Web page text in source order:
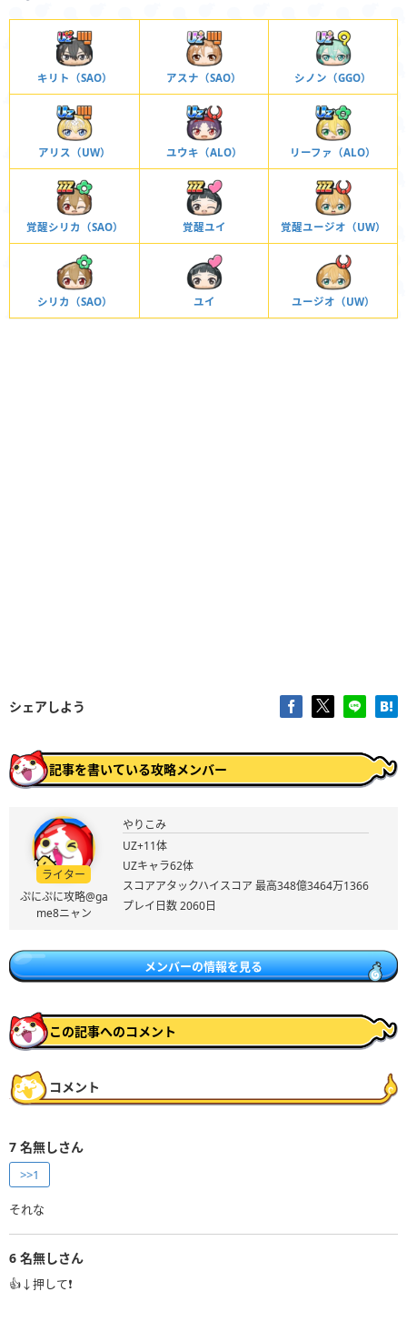
キリト（SAO） アスナ（SAO） シノン（GGO）
アリス（UW） ユウキ（ALO） リーファ（ALO）
覚醒シリカ（SAO） 覚醒ユイ 覚醒ユージオ（UW）
シリカ（SAO） ユイ ユージオ（UW）
シェアしよう
記事を書いている攻略メンバー
ライター
ぷにぷに攻略@ga
me8ニャン
やりこみ
UZ+11体
UZキャラ62体
スコアアタックハイスコア 最高348億3464万1366
プレイ日数 2060日
メンバーの情報を見る
この記事へのコメント
コメント
7 名無しさん
>>1
それな
6 名無しさん
👍↓押して❗